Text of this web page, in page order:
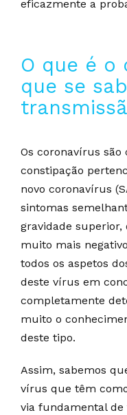
eficazmente a
O que é o
que se
Os coronavírus
constipação
novo coronavírus
sintomas
gravidade
muito mais
todos os aspetos
deste vírus em
completamente
muito o
deste tipo.
Assim, sabemos
vírus que têm
via fundamental de